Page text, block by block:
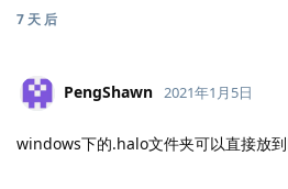
7 天 后
PengShawn 2021年1月5日
windows下的.halo文件夹可以直接放